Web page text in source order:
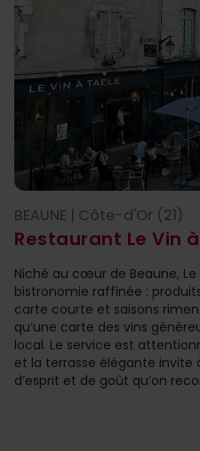
Restaurant Le Vin
BEAUNE | Côte-d'Or (21)
Niché au cœur de Beaune,
bistronomie raffinée :
carte courte et saisons
qu’une carte des vins
local. Le service est
et la terrasse élégante invite
d’esprit et de goût qu’on